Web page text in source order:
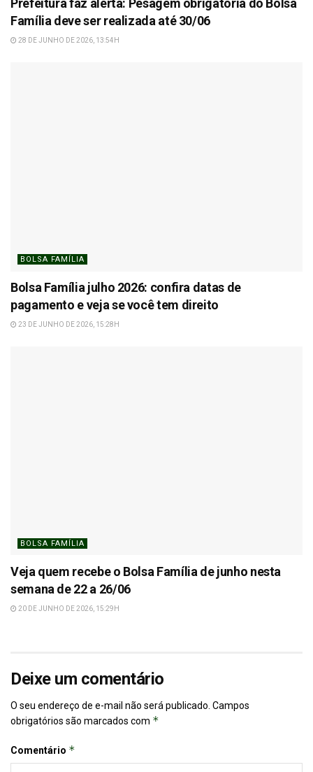
Prefeitura faz alerta: Pesagem obrigatória do Bolsa
Família deve ser realizada até 30/06
28 DE JUNHO DE 2026, 13:54H
BOLSA FAMÍLIA
Bolsa Família julho 2026: confira datas de
pagamento e veja se você tem direito
23 DE JUNHO DE 2026, 15:28H
BOLSA FAMÍLIA
Veja quem recebe o Bolsa Família de junho nesta
semana de 22 a 26/06
20 DE JUNHO DE 2026, 15:29H
Deixe um comentário
O seu endereço de e-mail não será publicado. Campos
obrigatórios são marcados com *
Comentário *